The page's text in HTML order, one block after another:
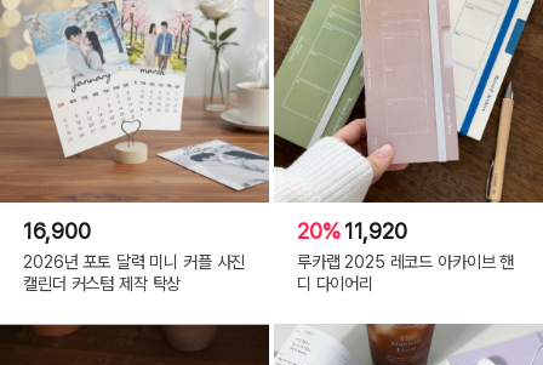
16,900
2026년 포토 달력 미니 커플 사진
캘린더 커스텀 제작 탁상
20%11,920
루카랩 2025 레코드 아카이브 핸
디 다이어리